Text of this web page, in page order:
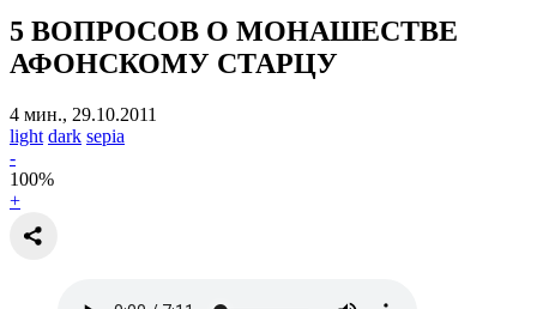
5 ВОПРОСОВ О МОНАШЕСТВЕ
АФОНСКОМУ СТАРЦУ
4 мин., 29.10.2011
light dark sepia
-
100%
+